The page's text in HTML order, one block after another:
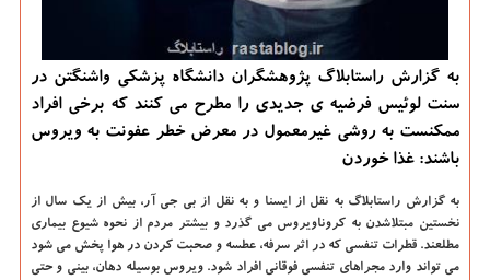
به گزارش راستابلاگ پژوهشگران دانشگاه پزشکی واشنگتن در
سنت لوئیس فرضیه ی جدیدی را مطرح می کنند که برخی افراد
ممکنست به روشی غیرمعمول در معرض خطر عفونت به ویروس
باشند: غذا خوردن
به گزارش راستابلاگ به نقل از ایسنا و به نقل از بی جی آر،بیش از یک سال از
نخستین مبتلاشدن به کروناویروس می گذرد و بیشتر مردم از نحوه شیوع بیماری
مطلعند. قطرات تنفسی که در اثر سرفه، عطسه و صحبت کردن در هوا پخش می شود
می تواند وارد مجراهای تنفسی فوقانی افراد شود. ویروس بوسیله دهان، بینی و حتی